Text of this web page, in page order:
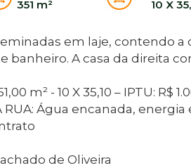
351 m² 10 X
geminadas em laje, contendo
banheiro. A casa da direita
m² - 10 X 35,10 – IPTU: R$
RUA: Água encanada,
de Oliveira